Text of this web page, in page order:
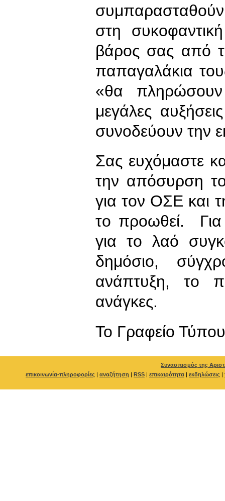
συμπαρασταθούν
στη
βάρος σας από
παπαγαλάκια
«θα
μεγάλες
συνοδεύουν την
Σας ευχόμαστε
την απόσυρση
για τον ΟΣΕ και
το προωθεί. Για
για το λαό
δημόσιο,
ανάπτυξη, το
ανάγκες.
To Γραφείο Τύπου
Συνασπισμός της
επικοινωνία-πληροφορίες | αναζήτηση | RSS | επικαιρότητα | εκδηλώσεις |